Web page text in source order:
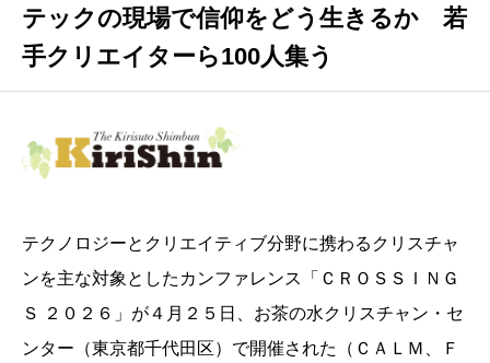
テックの現場で信仰をどう生きるか 若
手クリエイターら100人集う
テクノロジーとクリエイティブ分野に携わるクリスチャ
ンを主な対象としたカンファレンス「ＣＲＯＳＳＩＮＧ
Ｓ ２０２６」が４月２５日、お茶の水クリスチャン・セ
ンター（東京都千代田区）で開催された（ＣＡＬＭ、Ｆ